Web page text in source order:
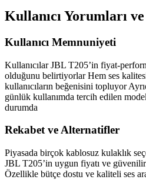
Kullanıcı Yorumları
Kullanıcı Memnuniyeti
Kullanıcılar JBL T205’in fiyat-
olduğunu belirtiyorlar Hem ses
kullanıcıların beğenisini topluyor
günlük kullanımda tercih edilen
durumda
Rekabet ve Alternatifler
Piyasada birçok kablosuz kulaklık
JBL T205’in uygun fiyatı ve
Özellikle bütçe dostu ve kaliteli ses